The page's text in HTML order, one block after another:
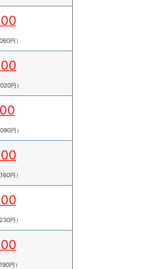
円）
円）
円）
円）
円）
円）